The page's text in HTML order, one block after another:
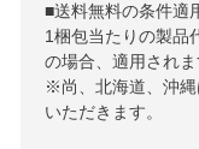
■送料無料の条件適
1梱包当たりの製品
の場合、適用されま
※尚、北海道、沖縄
いただきます。